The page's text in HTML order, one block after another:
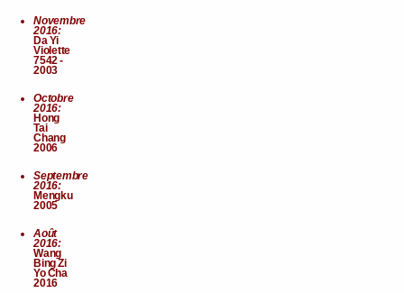
Novembre
2016:
Da Yi
Violette
7542 -
2003
Octobre
2016:
Hong
Tai
Chang
2006
Septembre
2016:
Mengku
2005
Août
2016:
Wang
Bing Zi
Yo Cha
2016